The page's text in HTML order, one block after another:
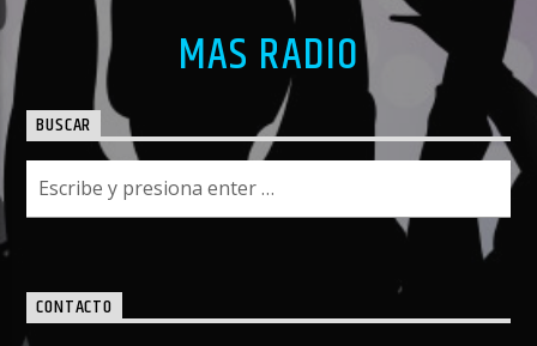
MAS RADIO
BUSCAR
CONTACTO